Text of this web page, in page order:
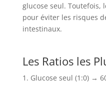
glucose seul. Toutefois,
pour éviter les risques
intestinaux.
Les Ratios les
Glucose seul (1:0) →